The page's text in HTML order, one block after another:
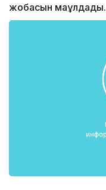
жобасын мақұлдады.